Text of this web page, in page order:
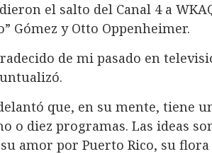
el salto del Canal 4 a
Gómez y Otto Oppenheimer.
de mi pasado en
que, en su mente, tiene
o diez programas. Las ideas
amor por Puerto Rico, su flora